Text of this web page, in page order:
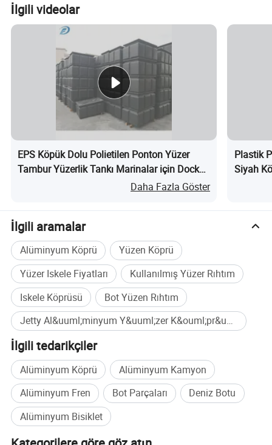
İlgili videolar
EPS Köpük Dolu Polietilen Ponton Yüzer
Tambur Yüzerlik Tankı Marinalar için Dock
Daha Fazla Göster
Plastik
Siyah
İlgili aramalar
Alüminyum Köprü
Yüzen Köprü
Yüzer Iskele Fiyatları
Kullanılmış Yüzer Rıhtım
Iskele Köprüsü
Bot Yüzen Rıhtım
Jetty Al&uuml;minyum Y&uuml;zer K&ouml;pr&uuml; Toplu satın alma
İlgili tedarikçiler
Alüminyum Köprü
Alüminyum Kamyon
Alüminyum Fren
Bot Parçaları
Deniz Botu
Alüminyum Bisiklet